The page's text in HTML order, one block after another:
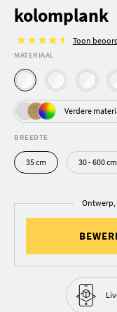
kolomplank
Toon
MATERIAAL
Verdere
BREEDTE
35 cm 30 - 600
Ontwerp,